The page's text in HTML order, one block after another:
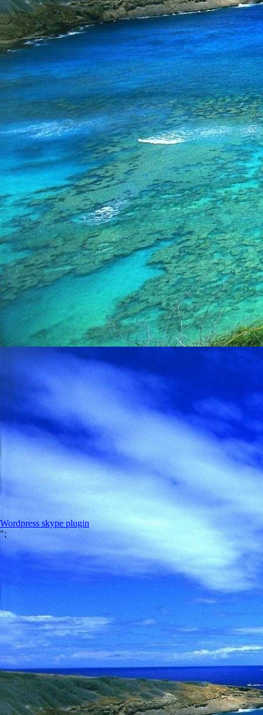
Wordpress skype plugin
";